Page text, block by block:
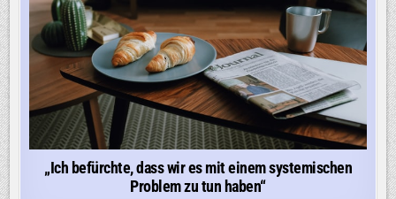
„Ich befürchte, dass wir es mit einem systemischen
Problem zu tun haben“